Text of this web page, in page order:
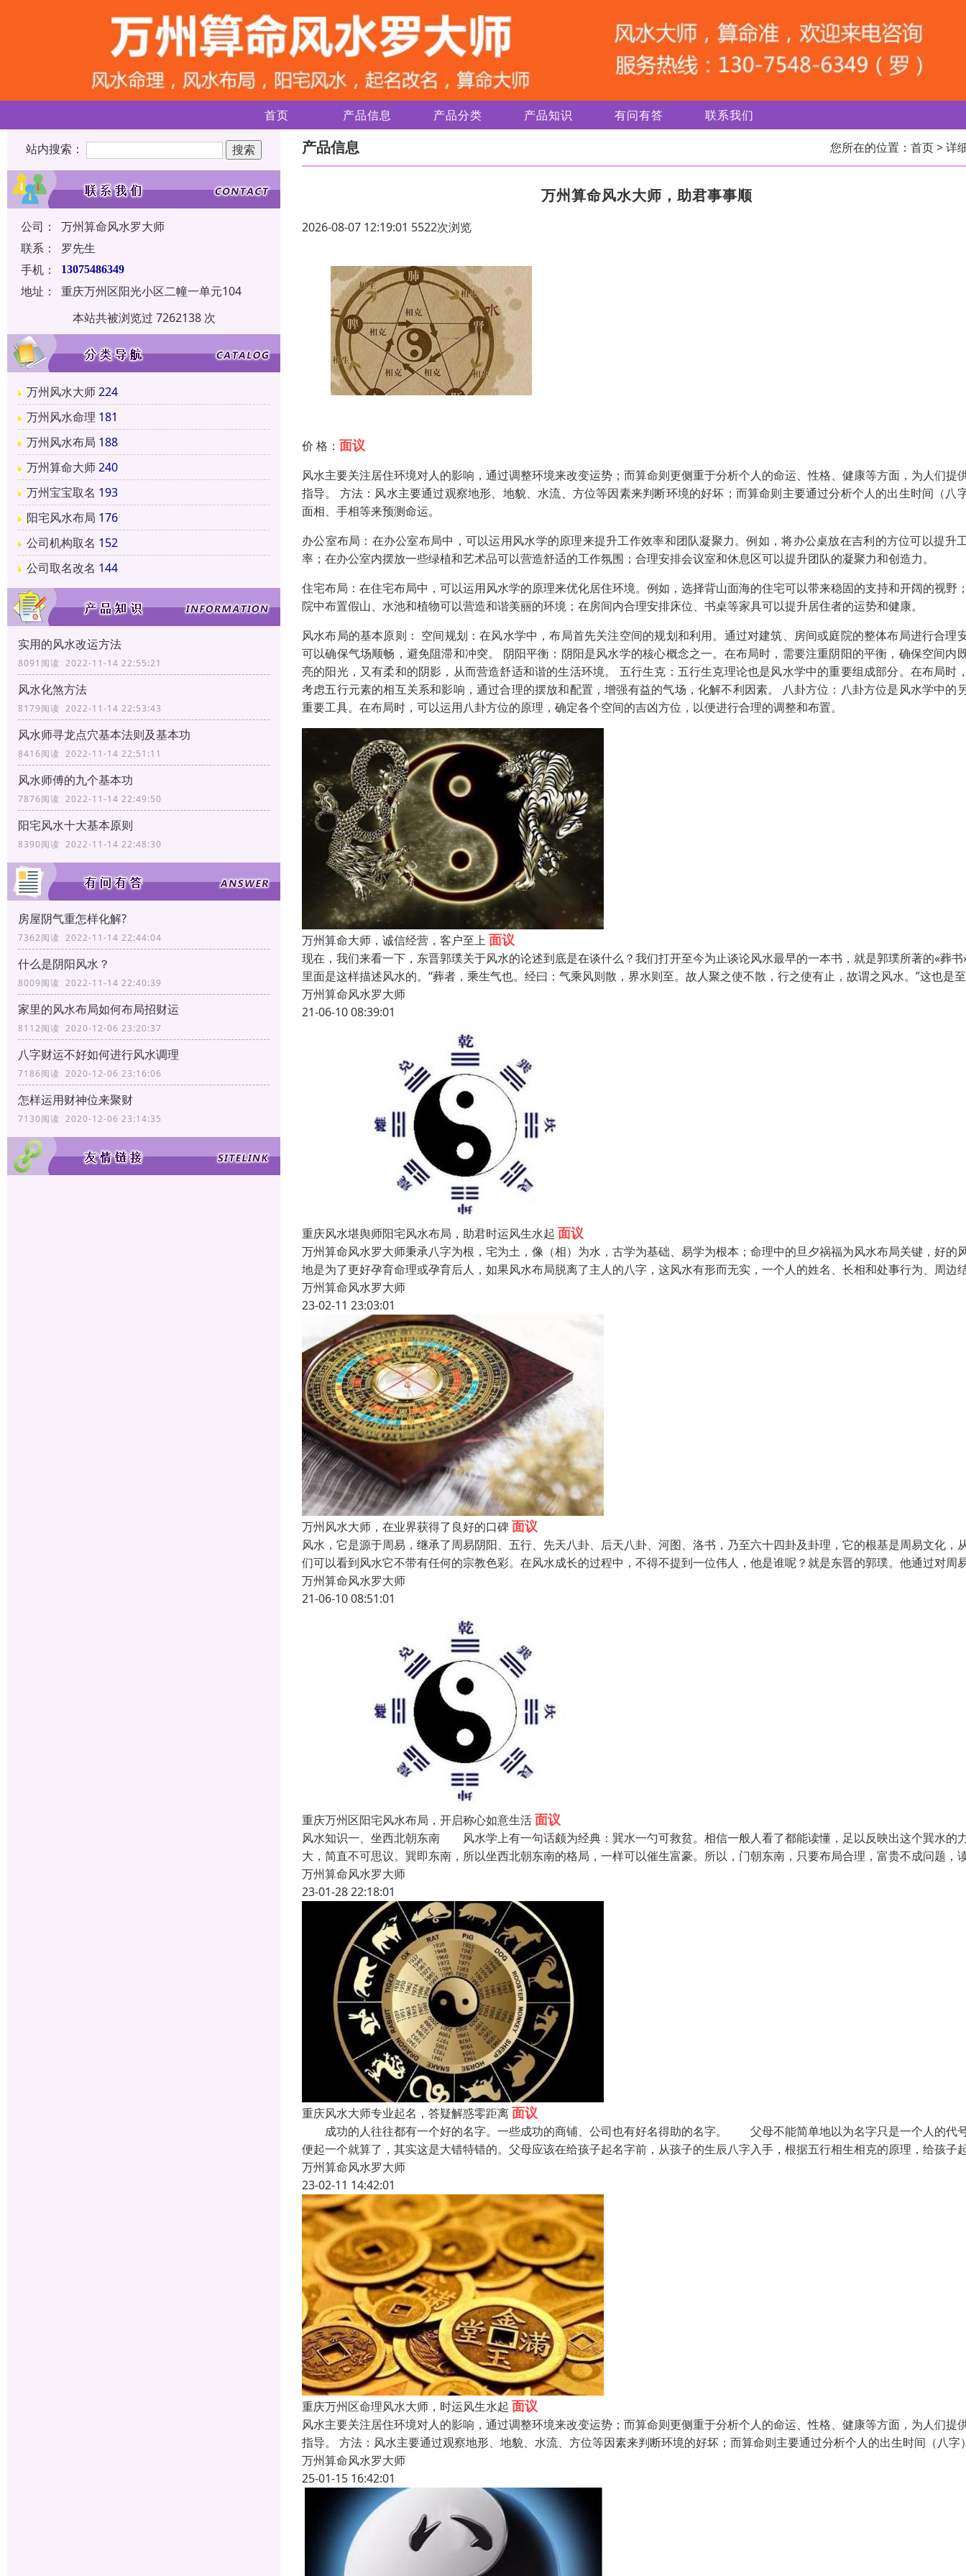
首页 产品信息 产品分类 产品知识 有问有答 联系我们
站内搜索：
公司：
万州算命风水罗大师
联系：
罗先生
手机：
13075486349
地址：
重庆万州区阳光小区二幢一单元104
本站共被浏览过 7262138 次
万州风水大师224
万州风水命理 181
万州风水布局 188
万州算命大师240
万州宝宝取名 193
阳宅风水布局 176
公司机构取名 152
公司取名改名 144
实用的风水改运方法
8091阅读 2022-11-14 22:55:21
风水化煞方法
8179阅读 2022-11-14 22:53:43
风水师寻龙点穴基本法则及基本功
8416阅读 2022-11-14 22:51:11
风水师傅的九个基本功
7876阅读 2022-11-14 22:49:50
阳宅风水十大基本原则
8390阅读 2022-11-14 22:48:30
房屋阴气重怎样化解?
7362阅读 2022-11-14 22:44:04
什么是阴阳风水？
8009阅读 2022-11-14 22:40:39
家里的风水布局如何布局招财运
8112阅读 2020-12-06 23:20:37
八字财运不好如何进行风水调理
7186阅读 2020-12-06 23:16:06
怎样运用财神位来聚财
7130阅读 2020-12-06 23:14:35
产品信息 您所在的位置： 首页> 详
万州算命风水大师，助君事事顺
2026-08-07 12:19:01 5522次浏览
价 格： 面议
风水主要关注居住环境对人的影响，通过调整环境来改变运势；而算命则更侧重于分析个人的命运、性格、健康等方面，为人们提
指导。 方法：风水主要通过观察地形、地貌、水流、方位等因素来判断环境的好坏；而算命则主要通过分析个人的出生时间（八
面相、手相等来预测命运。
办公室布局：在办公室布局中，可以运用风水学的原理来提升工作效率和团队凝聚力。例如，将办公桌放在吉利的方位可以提升
率；在办公室内摆放一些绿植和艺术品可以营造舒适的工作氛围；合理安排会议室和休息区可以提升团队的凝聚力和创造力。
住宅布局：在住宅布局中，可以运用风水学的原理来优化居住环境。例如，选择背山面海的住宅可以带来稳固的支持和开阔的视野
院中布置假山、水池和植物可以营造和谐美丽的环境；在房间内合理安排床位、书桌等家具可以提升居住者的运势和健康。
风水布局的基本原则： 空间规划：在风水学中，布局首先关注空间的规划和利用。通过对建筑、房间或庭院的整体布局进行合理
可以确保气场顺畅，避免阻滞和冲突。 阴阳平衡：阴阳是风水学的核心概念之一。在布局时，需要注重阴阳的平衡，确保空间内
亮的阳光，又有柔和的阴影，从而营造舒适和谐的生活环境。 五行生克：五行生克理论也是风水学中的重要组成部分。在布局时
考虑五行元素的相互关系和影响，通过合理的摆放和配置，增强有益的气场，化解不利因素。 八卦方位：八卦方位是风水学中的
重要工具。在布局时，可以运用八卦方位的原理，确定各个空间的吉凶方位，以便进行合理的调整和布置。
万州算命大师，诚信经营，客户至上 面议
现在，我们来看一下，东晋郭璞关于风水的论述到底是在谈什么？我们打开至今为止谈论风水最早的一本书，就是郭璞所著的«葬书
里面是这样描述风水的。“葬者，乘生气也。经曰：气乘风则散，界水则至。故人聚之使不散，行之使有止，故谓之风水。”这也是至
万州算命风水罗大师
21-06-10 08:39:01
重庆风水堪舆师阳宅风水布局，助君时运风生水起 面议
万州算命风水罗大师秉承八字为根，宅为土，像（相）为水，古学为基础、易学为根本；命理中的旦夕祸福为风水布局关键，好的
地是为了更好孕育命理或孕育后人，如果风水布局脱离了主人的八字，这风水有形而无实，一个人的姓名、长相和处事行为、周边
万州算命风水罗大师
23-02-11 23:03:01
万州风水大师，在业界获得了良好的口碑面议
风水，它是源于周易，继承了周易阴阳、五行、先天八卦、后天八卦、河图、洛书，乃至六十四卦及卦理，它的根基是周易文化，
们可以看到风水它不带有任何的宗教色彩。在风水成长的过程中，不得不提到一位伟人，他是谁呢？就是东晋的郭璞。他通过对周
万州算命风水罗大师
21-06-10 08:51:01
重庆万州区阳宅风水布局，开启称心如意生活面议
风水知识一、坐西北朝东南 风水学上有一句话颇为经典：巽水一勺可救贫。相信一般人看了都能读懂，足以反映出这个巽水的
大，简直不可思议。巽即东南，所以坐西北朝东南的格局，一样可以催生富豪。所以，门朝东南，只要布局合理，富贵不成问题，
万州算命风水罗大师
23-01-28 22:18:01
重庆风水大师专业起名，答疑解惑零距离面议
成功的人往往都有一个好的名字。一些成功的商铺、公司也有好名得助的名字。 父母不能简单地以为名字只是一个人的代
便起一个就算了，其实这是大错特错的。父母应该在给孩子起名字前，从孩子的生辰八字入手，根据五行相生相克的原理，给孩子
万州算命风水罗大师
23-02-11 14:42:01
重庆万州区命理风水大师，时运风生水起 面议
风水主要关注居住环境对人的影响，通过调整环境来改变运势；而算命则更侧重于分析个人的命运、性格、健康等方面，为人们提
指导。 方法：风水主要通过观察地形、地貌、水流、方位等因素来判断环境的好坏；而算命则主要通过分析个人的出生时间（八字
万州算命风水罗大师
25-01-15 16:42:01